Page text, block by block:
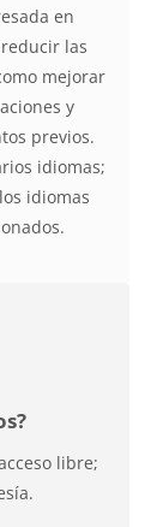
en
las
mejorar
y
previos.
idiomas;
idiomas
libre;